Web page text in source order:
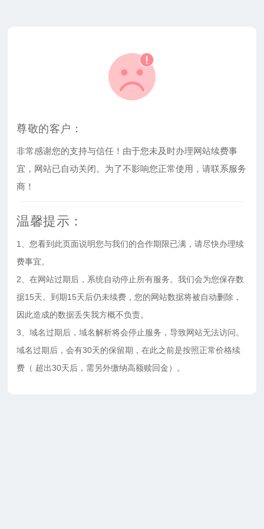
尊敬的客户：
非常感谢您的支持与信任！由于您未及时办理网站续费事
宜，网站已自动关闭。为了不影响您正常使用，请联系服务
商！
温馨提示：
1、您看到此页面说明您与我们的合作期限已满，请尽快办理续
费事宜。
2、在网站过期后，系统自动停止所有服务。我们会为您保存数
据15天。到期15天后仍未续费，您的网站数据将被自动删除，
因此造成的数据丢失我方概不负责。
3、域名过期后，域名解析将会停止服务，导致网站无法访问。
域名过期后，会有30天的保留期，在此之前是按照正常价格续
费（ 超出30天后，需另外缴纳高额赎回金）。